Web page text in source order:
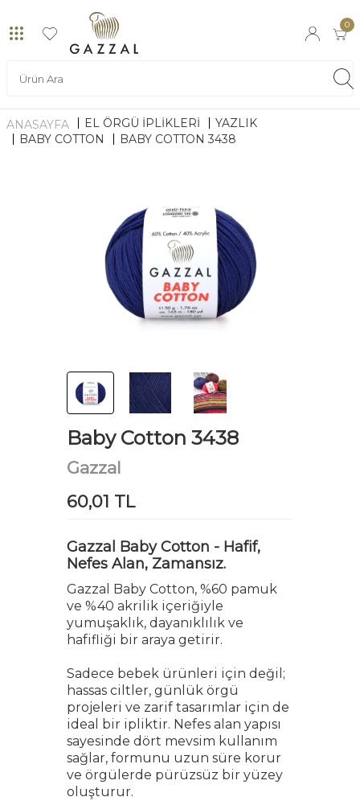
0
ANASAYFA EL ÖRGÜ İPLİKLERİ
YAZLIK
BABY COTTON
BABY COTTON 3438
Baby Cotton 3438
Gazzal
60,01 TL
Gazzal Baby Cotton - Hafif,
Nefes Alan, Zamansız.
Gazzal Baby Cotton, %60 pamuk
ve %40 akrilik içeriğiyle
yumuşaklık, dayanıklılık ve
hafifliği bir araya getirir.
Sadece bebek ürünleri için değil;
hassas ciltler, günlük örgü
projeleri ve zarif tasarımlar için de
ideal bir ipliktir. Nefes alan yapısı
sayesinde dört mevsim kullanım
sağlar, formunu uzun süre korur
ve örgülerde pürüzsüz bir yüzey
oluşturur.